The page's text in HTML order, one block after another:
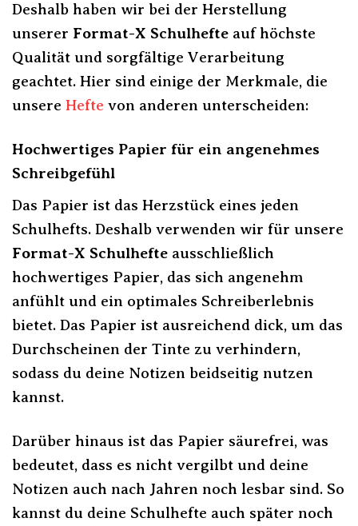
Deshalb haben wir bei der Herstellung
unserer Format-X Schulhefte auf höchste
Qualität und sorgfältige Verarbeitung
geachtet. Hier sind einige der Merkmale, die
unsere Hefte von anderen unterscheiden:
Hochwertiges Papier für ein angenehmes
Schreibgefühl
Das Papier ist das Herzstück eines jeden
Schulhefts. Deshalb verwenden wir für unsere
Format-X Schulhefte ausschließlich
hochwertiges Papier, das sich angenehm
anfühlt und ein optimales Schreiberlebnis
bietet. Das Papier ist ausreichend dick, um das
Durchscheinen der Tinte zu verhindern,
sodass du deine Notizen beidseitig nutzen
kannst.
Darüber hinaus ist das Papier säurefrei, was
bedeutet, dass es nicht vergilbt und deine
Notizen auch nach Jahren noch lesbar sind. So
kannst du deine Schulhefte auch später noch